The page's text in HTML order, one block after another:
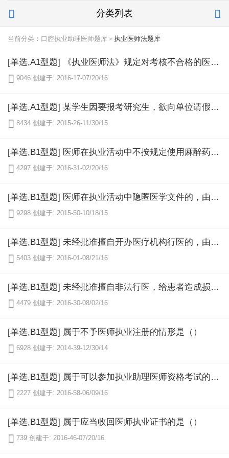
 分类列表 
当前分类：口腔执业助理医师题库＞ 执业医师法题库
[单选,A1型题] 《执业医师法》规定对考核不合格的医师，卫生行政部门可以责令其暂停执业活动，并接受培训和继续医学教育，暂停期限是3个月至（）
 9046 创建于: 2016-17-07/20/16
[单选,A1型题] 某学生因要报考研究生，欲向单位请假复习，遂找到其中学同学、县医院的某执业医师，请该医师为其开具病假条。该医师为其开出了"病毒性心肌炎，全休1个月"的诊断证明书。对于该医师的行为，县卫生局可以给予（）
 8434 创建于: 2015-26-11/30/15
[单选,B1型题] 医师在执业活动中不按规定使用麻醉药品，情节严重的，由卫生行政部门给予的行政处罚是（）
 4297 创建于: 2016-31-02/20/16
[单选,B1型题] 医师在执业活动中隐匿医学文件的，由卫生行政部门给予的行政处罚是（）
 9298 创建于: 2015-50-10/18/15
[单选,B1型题] 未经批准擅自开办医疗机构行医的，由卫生行政部门给予的行政处罚是（）
 5403 创建于: 2016-01-08/21/16
[单选,B1型题] 未经批准擅自非法行医，给患者造成损害的，应承担的法律责任是（）
 4479 创建于: 2016-30-08/02/16
[单选,B1型题] 属于不予医师执业注册的情形是（）
 6928 创建于: 2014-39-12/30/14
[单选,B1型题] 属于可以参加执业助理医师资格考试的条件是（）
 2227 创建于: 2016-58-06/09/16
[单选,B1型题] 属于应当收回医师执业证书的是（）
 739 创建于: 2016-46-07/20/16